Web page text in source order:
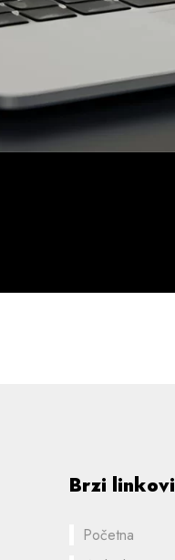
Brzi linkovi
Početna